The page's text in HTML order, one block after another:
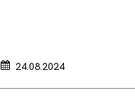
24.08.2024